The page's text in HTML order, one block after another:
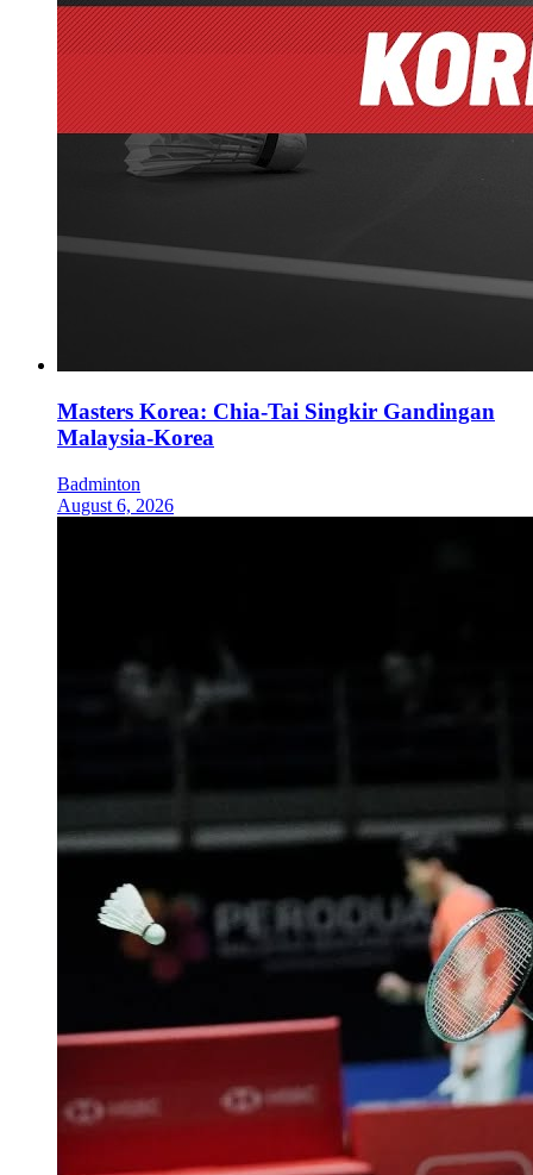
Masters Korea: Chia-Tai Singkir Gandingan
Malaysia-Korea
Badminton
August 6, 2026